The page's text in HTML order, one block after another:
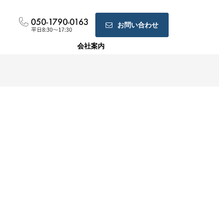
お問い合わせ
会社案内